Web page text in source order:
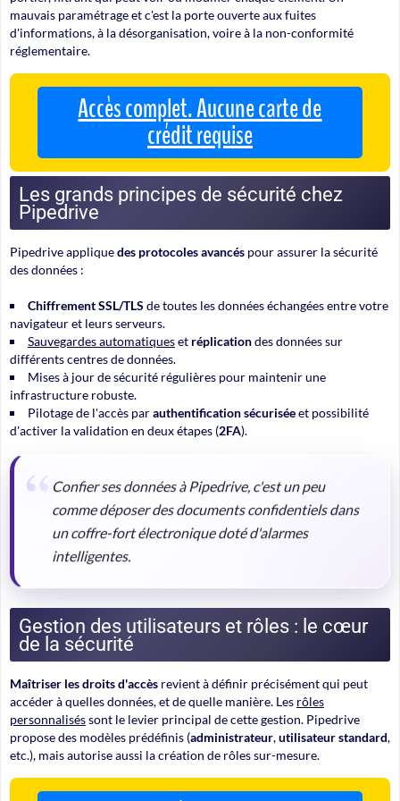
mauvais paramétrage et c'est la porte ouverte aux fuites
d'informations, à la désorganisation, voire à la non-conformité
réglementaire.
Accès complet. Aucune carte de
crédit requise
Les grands principes de sécurité chez
Pipedrive
Pipedrive appliquedes protocoles avancés pour assurer la sécurité
des données :
Chiffrement SSL/TLS de toutes les données échangées entre votre
navigateur et leurs serveurs.
Sauvegardes automatiqueset réplicationdes données sur
différents centres de données.
Mises à jour de sécurité régulières pour maintenir une
infrastructure robuste.
Pilotage de l'accès parauthentification sécuriséeet possibilité
d'activer la validation en deux étapes (2FA).
Confier ses données à Pipedrive, c'est un peu
comme déposer des documents confidentiels dans
un coffre-fort électronique doté d'alarmes
intelligentes.
Gestion des utilisateurs et rôles : le cœur
de la sécurité
Maîtriser les droits d'accès revient à définir précisément qui peut
accéder à quelles données, et de quelle manière. Les rôles
personnaliséssont le levier principal de cette gestion. Pipedrive
propose des modèles prédéfinis (administrateur,utilisateur standard,
etc.), mais autorise aussi la création de rôles sur-mesure.